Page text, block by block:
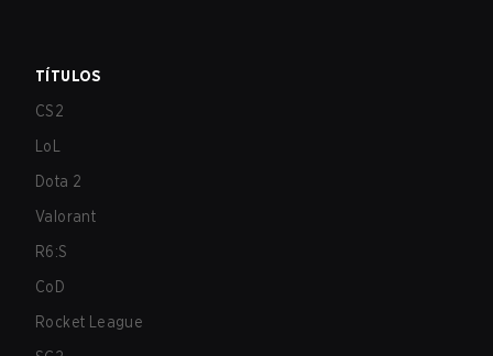
TÍTULOS
CS2
LoL
Dota 2
Valorant
R6:S
CoD
Rocket League